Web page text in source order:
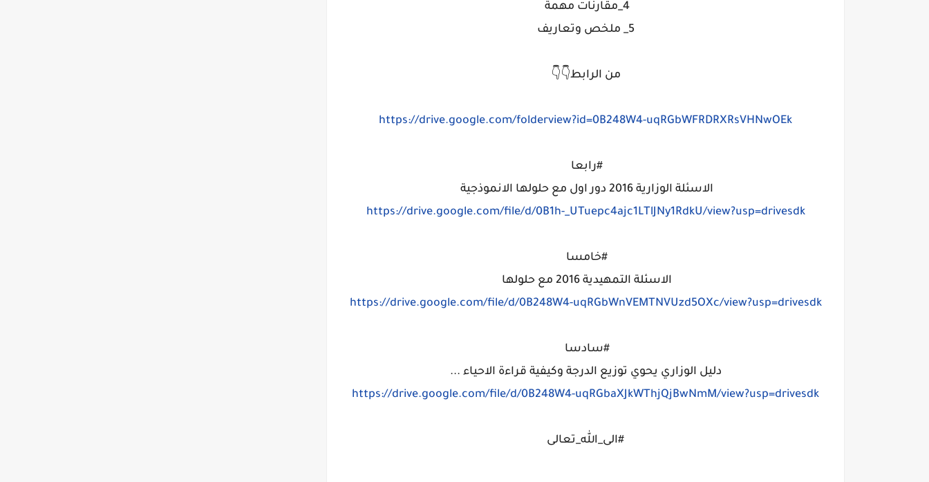
4_مقارنات مهمة
5_ ملخص وتعاريف
من الرابط👇👇
https://drive.google.com/folderview?id=0B248W4-uqRGbWFRDRXRsVHNwOEk
#رابعا
الاسئلة الوزارية 2016 دور اول مع حلولها الانموذجية
https://drive.google.com/file/d/0B1h-_UTuepc4ajc1LTlJNy1RdkU/view?usp=drivesdk
#خامسا
الاسئلة التمهيدية 2016 مع حلولها
https://drive.google.com/file/d/0B248W4-uqRGbWnVEMTNVUzd5OXc/view?usp=drivesdk
#سادسا
دليل الوزاري يحوي توزيع الدرجة وكيفية قراءة الاحياء ...
https://drive.google.com/file/d/0B248W4-uqRGbaXJkWThjQjBwNmM/view?usp=drivesdk
#الى_الله_تعالى